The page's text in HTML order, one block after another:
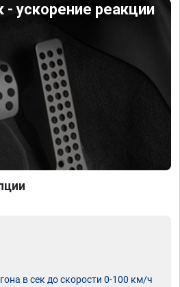
ускорение реакции
в сек до скорости 0-100 км/ч